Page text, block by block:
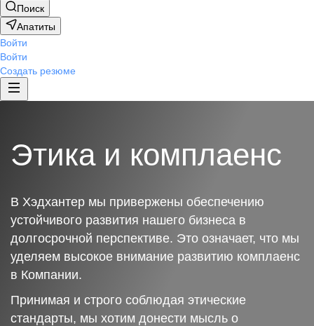
Поиск
Апатиты
Войти
Войти
Создать резюме
Этика и комплаенс
В Хэдхантер мы привержены обеспечению
устойчивого развития нашего бизнеса в
долгосрочной перспективе. Это означает, что мы
уделяем высокое внимание развитию комплаенс
в Компании.
Принимая и строго соблюдая этические
стандарты, мы хотим донести мысль о